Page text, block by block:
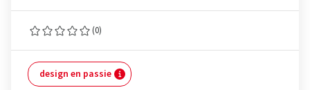
(0)
design en passie